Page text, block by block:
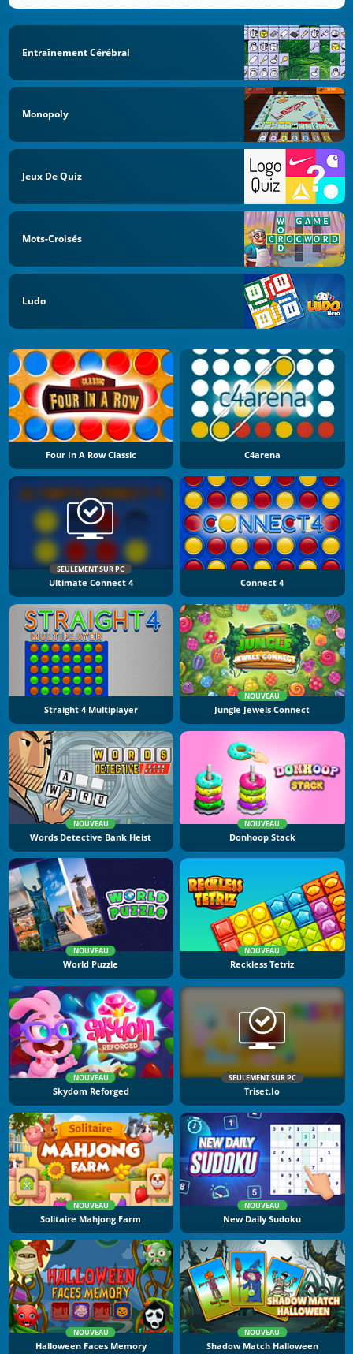
Entraînement Cérébral
Monopoly
Jeux De Quiz
Mots-Croisés
Ludo
Four In A Row Classic C4arena
SEULEMENT SUR PC
Ultimate Connect 4 Connect 4
Straight 4 Multiplayer
NOUVEAU
Jungle Jewels Connect
NOUVEAU
Words Detective Bank Heist
NOUVEAU
Donhoop Stack
NOUVEAU
World Puzzle
NOUVEAU
Reckless Tetriz
NOUVEAU
Skydom Reforged
SEULEMENT SUR PC
Triset.io
NOUVEAU
Solitaire Mahjong Farm
NOUVEAU
New Daily Sudoku
NOUVEAU
Halloween Faces Memory
NOUVEAU
Shadow Match Halloween